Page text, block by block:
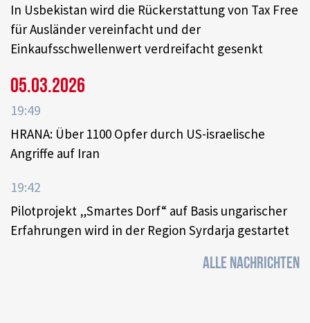
In Usbekistan wird die Rückerstattung von Tax Free
für Ausländer vereinfacht und der
Einkaufsschwellenwert verdreifacht gesenkt
05.03.2026
19:49
HRANA: Über 1100 Opfer durch US-israelische
Angriffe auf Iran
19:42
Pilotprojekt „Smartes Dorf“ auf Basis ungarischer
Erfahrungen wird in der Region Syrdarja gestartet
ALLE NACHRICHTEN